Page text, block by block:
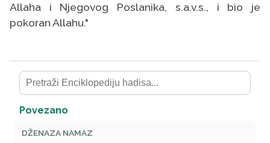
Allaha i Njegovog Poslanika, s.a.v.s., i bio je
pokoran Allahu."
Povezano
DŽENAZA NAMAZ